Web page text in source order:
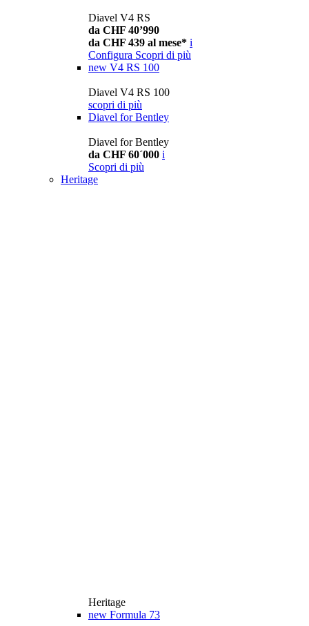
Diavel V4 RS
da CHF 40’990
da CHF 439 al mese* i
Configura Scopri di più
new V4 RS 100
Diavel V4 RS 100
scopri di più
Diavel for Bentley
Diavel for Bentley
da CHF 60´000 i
Scopri di più
Heritage
Heritage
new Formula 73